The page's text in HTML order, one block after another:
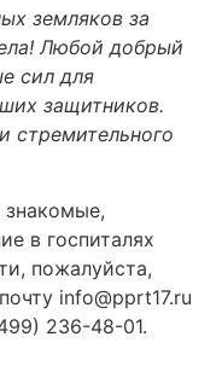
земляков за
Любой добрый
сил для
защитников.
стремительного
в госпиталях
пожалуйста,
info@pprt17.ru
236-48-01.